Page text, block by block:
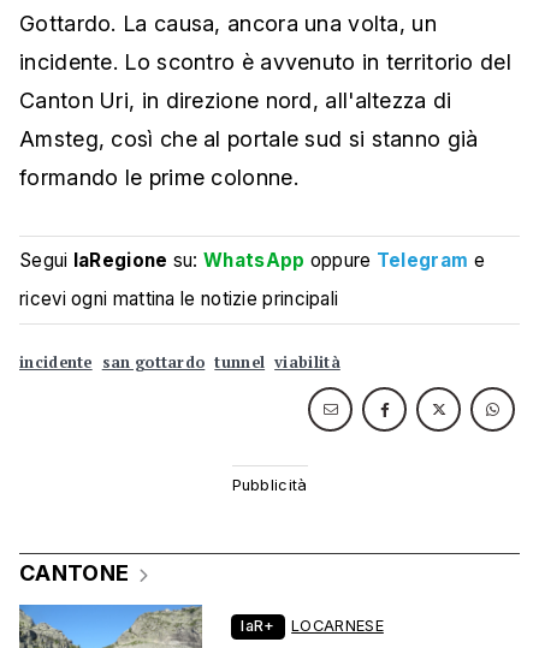
Gottardo. La causa, ancora una volta, un
incidente. Lo scontro è avvenuto in territorio del
Canton Uri, in direzione nord, all'altezza di
Amsteg, così che al portale sud si stanno già
formando le prime colonne.
Segui laRegione su:WhatsApp oppure Telegram e
ricevi ogni mattina le notizie principali
incidente san gottardo tunnel viabilità
CANTONE
laR+ LOCARNESE